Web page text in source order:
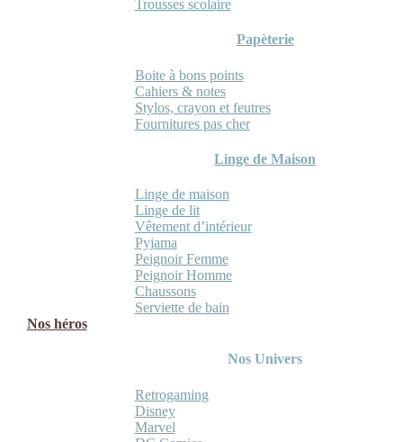
Trousses scolaire
Papèterie
Boite à bons points
Cahiers & notes
Stylos, crayon et feutres
Fournitures pas cher
Linge de Maison
Linge de maison
Linge de lit
Vêtement d’intérieur
Pyjama
Peignoir Femme
Peignoir Homme
Chaussons
Serviette de bain
Nos héros
Nos Univers
Retrogaming
Disney
Marvel